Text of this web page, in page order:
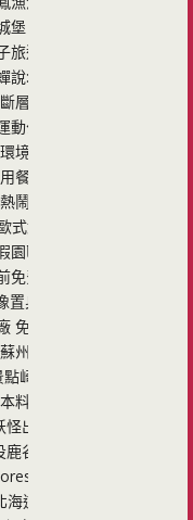
堡 雨天備案 晴天躲太陽
遊 很美的景觀庭園餐廳
說:山中靜靜 位於酒桶山
層保存園區(國立自然科博
動公園 人太多小朋友也
境乾淨 價格平實 有大圓
餐品質與環境都不錯 很
鬧鬧的繽紛圖騰 欣賞享譽
式婚禮與buffet紀錄
園區 卓也藍染 國際慢城
免費參觀 讓您有一秒來
身於歐洲 方便購物適合
免門票免停車費 昭和十
州式的水上庭園 非常適合
崎頂子母隧道，親子半
料理
出沒就讓孩子很開心
谷親子必遊景點
。苗栗婚紗基地外拍
道-拉麵次郎長